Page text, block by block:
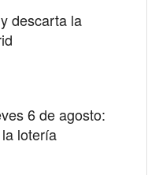
descarta la
6 de agosto:
lotería